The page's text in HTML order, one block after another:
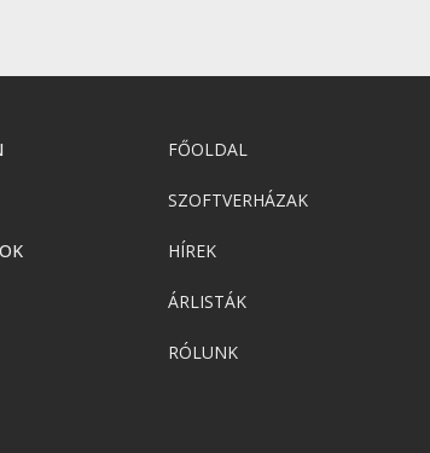
FŐOLDAL
SZOFTVERHÁZAK
HÍREK
ÁRLISTÁK
RÓLUNK